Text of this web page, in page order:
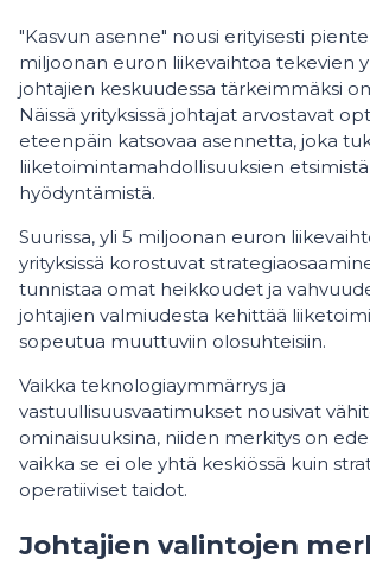
"Kasvun asenne" nousi erityisesti
miljoonan euron liikevaihtoa tekevien
johtajien keskuudessa tärkeimmäksi
Näissä yrityksissä johtajat arvostavat
eteenpäin katsovaa asennetta, joka
liiketoimintamahdollisuuksien etsimistä
hyödyntämistä.
Suurissa, yli 5 miljoonan euron
yrityksissä korostuvat
tunnistaa omat heikkoudet ja
johtajien valmiudesta kehittää
sopeutua muuttuviin olosuhteisiin.
Vaikka teknologiaymmärrys ja
vastuullisuusvaatimukset nousivat
ominaisuuksina, niiden merkitys on
vaikka se ei ole yhtä keskiössä kuin
operatiiviset taidot.
Johtajien valintojen